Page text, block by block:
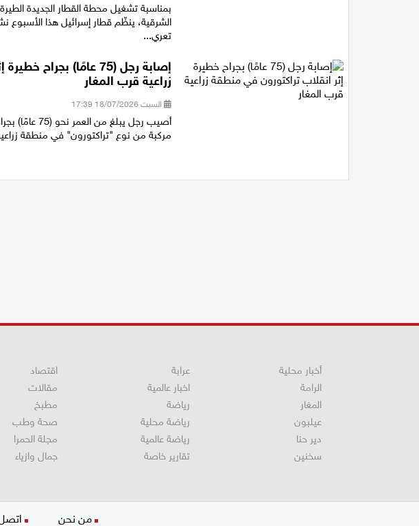
بمناسبة تشغيل محطة القطار الجديدة
الشرقية، ينظّم قطار إسرائيل هذا الأسبوع
تعري...
إصابة رجل (75 عامًا)
زراعية قرب المغار
السبت 18/07/2026 17:39
أصيب رجل يبلغ
مركبة من نوع "تراكتورون" في منطقة
أخبار محلية
الرامة
المغار
عيلبون
دير حنا
سخنين
عرابة
اخبار عالمية
رياضة
رياضة محلية
رياضة عالمية
تقارير خاصة
اقتصاد
مقالات
مطبخ
صحة وطب
مجلة الحمرا
جمال وازياء
من نحن اتصل